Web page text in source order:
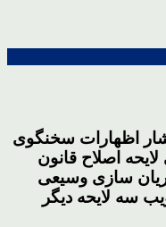
اظهارات سخنگوی
اصلاح قانون
سازی وسیعی
سه لایحه دیگر